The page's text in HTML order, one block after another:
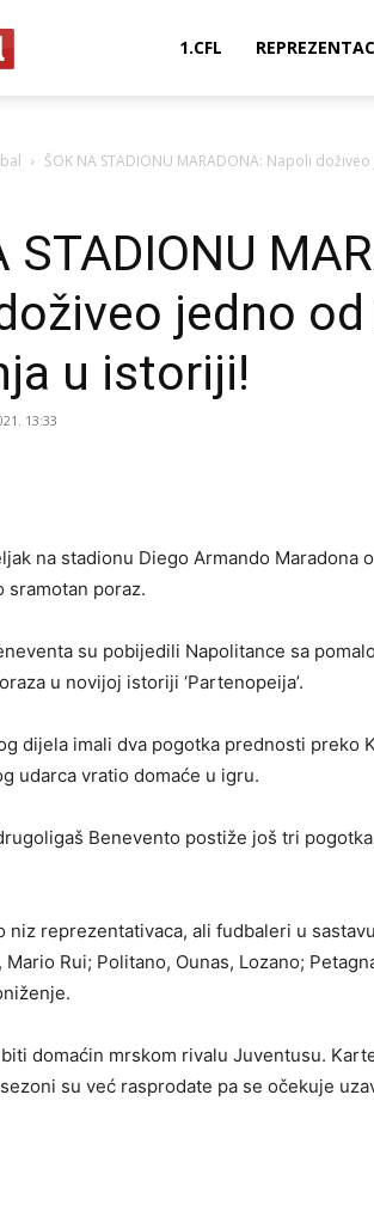
1.CFL
ŠOK NA STADIONU MARADONA: Napoli
STADIONU
jedno
u istoriji!
13:33
na stadionu Diego Armando
sramotan poraz.
su pobijedili Napolitance sa
u novijoj istoriji ‘Partenopeija’.
dijela imali dva pogotka prednosti preko
udarca vratio domaće u igru.
Benevento postiže još tri
niz reprezentativaca, ali fudbaleri u
Mario Rui; Politano, Ounas, Lozano;
domaćin mrskom rivalu Juventusu.
su već rasprodate pa se očekuje